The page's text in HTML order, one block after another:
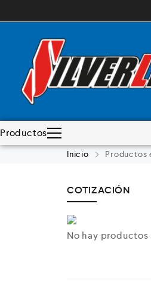
Productos
Madera
Automotriz e hidráulico
Inicio Productos
COTIZACIÓN
No hay productos